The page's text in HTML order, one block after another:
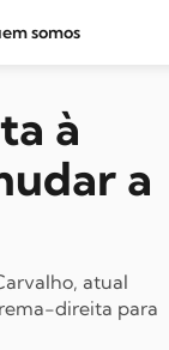
somos
à
a
atual
direita para